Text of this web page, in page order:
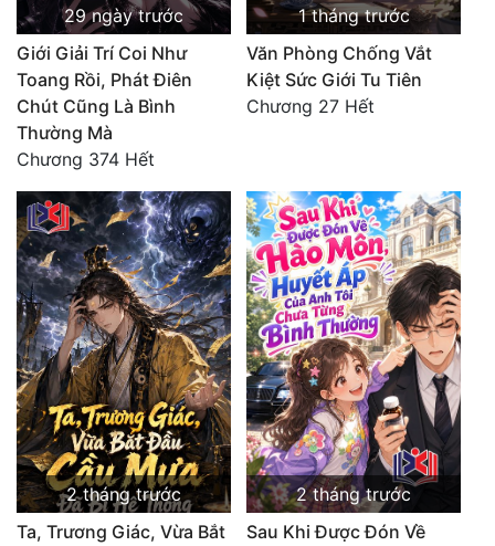
29 ngày trước
Giới Giải Trí Coi Như
Toang Rồi, Phát Điên
Chút Cũng Là Bình
Thường Mà
Chương 374 Hết
1 tháng trước
Văn Phòng Chống Vắt
Kiệt Sức Giới Tu Tiên
Chương 27 Hết
2 tháng trước
Ta, Trương Giác, Vừa Bắt
2 tháng trước
Sau Khi Được Đón Về